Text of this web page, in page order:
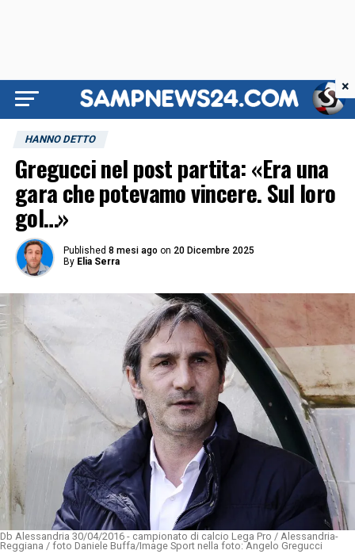
HANNO DETTO
Gregucci nel post partita: «Era una
gara che potevamo vincere. Sul loro
gol…»
Published 8 mesi ago on 20 Dicembre 2025
By Elia Serra
Db Alessandria 30/04/2016 - campionato di calcio Lega Pro / Alessandria-
Reggiana / foto Daniele Buffa/Image Sport nella foto: Angelo Gregucci
×